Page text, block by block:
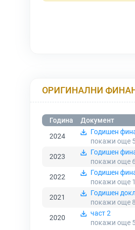
ОРИГИНАЛНИ
Година
Документ
2024
Годишен
покажи още
2023
Годишен
покажи още 6
2022
Годишен
покажи още
2021
Годишен
покажи още 8
2020
част 2
покажи още